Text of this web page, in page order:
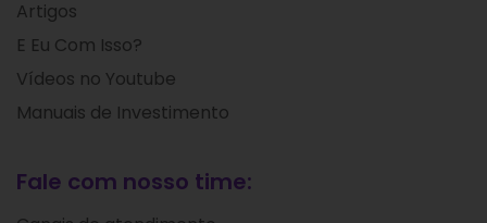
Artigos
E Eu Com Isso?
Vídeos no Youtube
Manuais de Investimento
Fale com nosso time: